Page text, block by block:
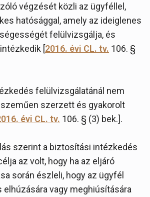
végzését közli az ügyféllel,
hatósággal, amely az ideiglenes
felülvizsgálja, és
[2016. évi CL. tv. 106. §
felülvizsgálatánál nem
szerzett és gyakorolt
évi CL. tv. 106. § (3) bek.].
szerint a biztosítási intézkedés
az volt, hogy ha az eljáró
során észleli, hogy az ügyfél
elhúzására vagy meghiúsítására